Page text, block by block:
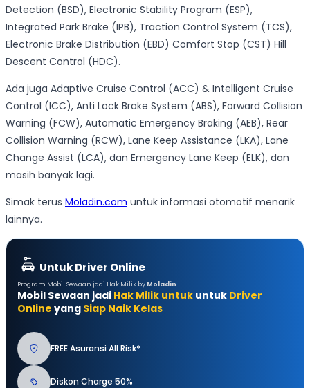
Detection (BSD), Electronic Stability Program (ESP),
Integrated Park Brake (IPB), Traction Control System (TCS),
Electronic Brake Distribution (EBD) Comfort Stop (CST) Hill
Descent Control (HDC).
Ada juga Adaptive Cruise Control (ACC) & Intelligent Cruise
Control (ICC), Anti Lock Brake System (ABS), Forward Collision
Warning (FCW), Automatic Emergency Braking (AEB), Rear
Collision Warning (RCW), Lane Keep Assistance (LKA), Lane
Change Assist (LCA), dan Emergency Lane Keep (ELK), dan
masih banyak lagi.
Simak terus Moladin.com untuk informasi otomotif menarik
lainnya.
Untuk Driver Online
Program Mobil Sewaan jadi Hak Milik by Moladin
Mobil Sewaan jadi Hak Milik untuk untuk Driver
Online yang Siap Naik Kelas
FREE Asuransi All Risk*
Diskon Charge 50%